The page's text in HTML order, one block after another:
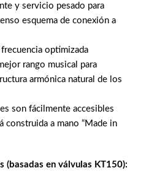
y servicio pesado para
esquema de conexión a
frecuencia optimizada
rango musical para
armónica natural de los
son fácilmente accesibles
construida a mano “Made in
(basadas en válvulas KT150):